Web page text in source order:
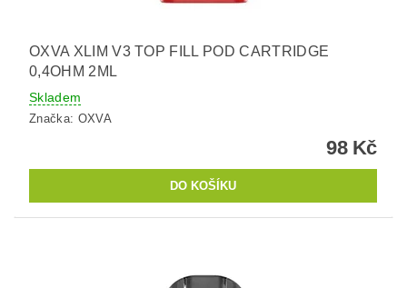
OXVA XLIM V3 TOP FILL POD CARTRIDGE
0,4OHM 2ML
Skladem
Značka: OXVA
98 Kč